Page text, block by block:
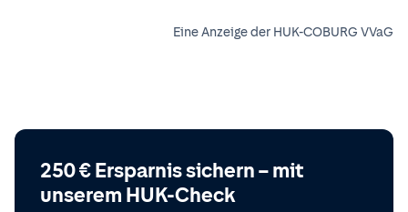
Eine Anzeige der HUK-COBURG VVaG
250 € Ersparnis sichern – mit
unserem HUK-Check